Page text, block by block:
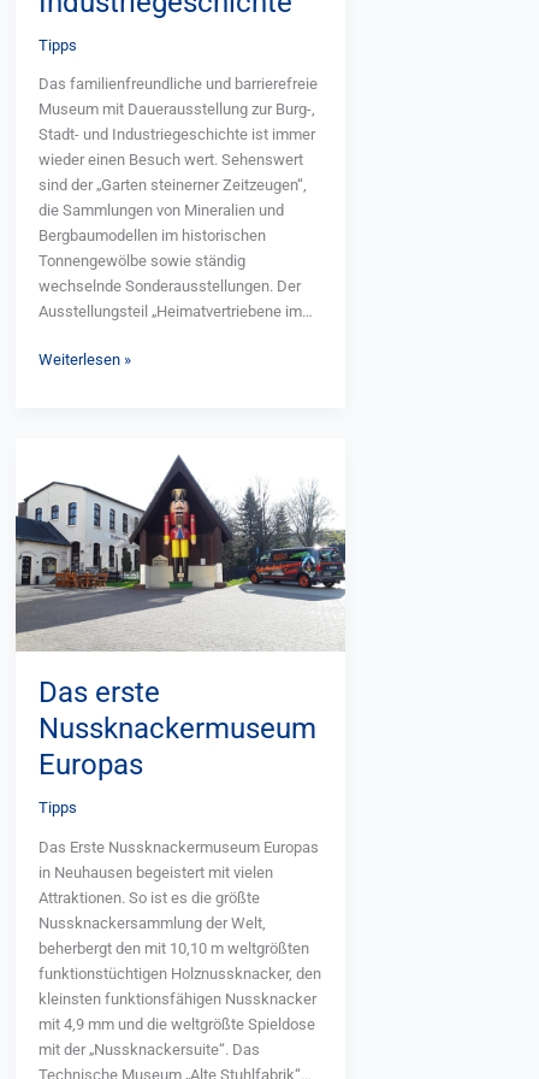
ISS GUT Leipzig, Leipziger Buchmesse
und weiteren. www.landurlaub-
Schlösser am 29. und 30. August, das L.-
September, das Innenstadtfest mit Loop-
Fes-tival am 12. September sowie das
Kinderfest im Tierpark am 20. September
ein. www.limbach-oberfrohna.de
Tipps
Das familienfreundliche und barrierefreie
Museum mit Dauerausstellung zur Burg-,
Stadt- und Industriegeschichte ist immer
wieder einen Besuch wert. Sehenswert
sind der „Garten steinerner Zeitzeugen“,
die Sammlungen von Mineralien und
Bergbaumodellen im historischen
Tonnengewölbe sowie ständig
wechselnde Sonderausstellungen. Der
Ausstellungsteil „Heimatvertriebene im
relativ unbekanntes Kapitel der jüngeren
Weiterlesen »
Das erste
Nussknackermuseum
Europas
Tipps
Das Erste Nussknackermuseum Europas
in Neuhausen begeistert mit vielen
Attraktionen. So ist es die größte
Nussknackersammlung der Welt,
beherbergt den mit 10,10 m weltgrößten
funktionstüchtigen Holznussknacker, den
kleinsten funktionsfähigen Nussknacker
mit 4,9 mm und die weltgrößte Spieldose
mit der „Nussknackersuite“. Das
Technische Museum „Alte Stuhlfabrik“
Nussknackermuseum
Europas